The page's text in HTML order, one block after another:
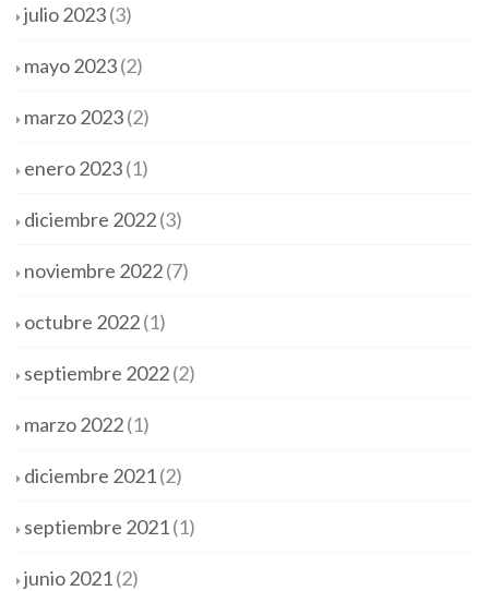
julio 2023(3)
mayo 2023(2)
marzo 2023(2)
enero 2023(1)
diciembre 2022(3)
noviembre 2022(7)
octubre 2022(1)
septiembre 2022(2)
marzo 2022(1)
diciembre 2021(2)
septiembre 2021(1)
junio 2021(2)